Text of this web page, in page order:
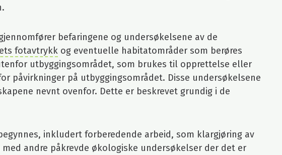
befaringene og undersøkelsene av de
fotavtrykk og eventuelle habitatområder som berøres
utbyggingsområdet, som brukes til opprettelse eller
påvirkninger på utbyggingsområdet. Disse undersøkelsene
nevnt ovenfor. Dette er beskrevet grundig i de
inkludert forberedende arbeid, som klargjøring av
andre påkrevde økologiske undersøkelser der det er